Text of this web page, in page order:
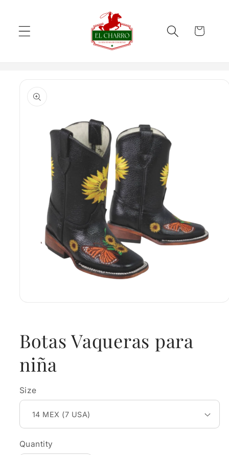
Cart
information
modal
Botas Vaqueras para
niña
Size
Quantity